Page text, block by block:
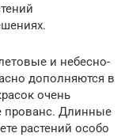
и небесно-
дополняются в
очень
прованс. Длинные
растений особо